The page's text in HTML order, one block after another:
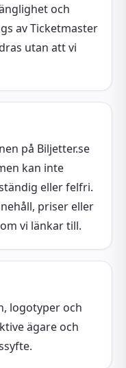
och
av Ticketmaster
utan att vi
på Biljetter.se
kan inte
eller felfri.
priser eller
vi länkar till.
logotyper och
ägare och